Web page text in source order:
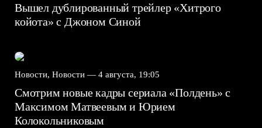
Вышел дублированный трейлер «Хитрого
койота» с Джоном Синой
Новости, Новости — 4 августа, 19:05
Смотрим новые кадры сериала «Полдень» с
Максимом Матвеевым и Юрием
Колокольниковым